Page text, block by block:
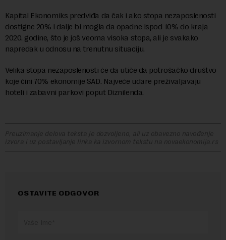
Kapital Ekonomiks predviđa da čak i ako stopa nezaposlenosti
dostigne 20% i dalje bi mogla da opadne ispod 10% do kraja
2020. godine, što je još veoma visoka stopa, ali je svakako
napredak u odnosu na trenutnu situaciju.
Velika stopa nezaposlenosti će da utiče da potrošačko društvo
koje čini 70% ekonomije SAD. Najveće udare preživaljavaju
hoteli i zabavni parkovi poput Diznilenda.
Preuzimanje delova teksta je dozvoljeno, ali uz obavezno navođenje
izvora i uz postavljanje linka ka izvornom tekstu na novaekonomija.rs
OSTAVITE ODGOVOR